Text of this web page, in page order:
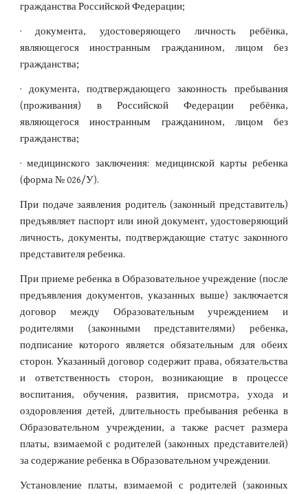
гражданства Российской Федерации;
· документа, удостоверяющего личность ребёнка,
являющегося иностранным гражданином, лицом без
гражданства;
· документа, подтверждающего законность пребывания
(проживания) в Российской Федерации ребёнка,
являющегося иностранным гражданином, лицом без
гражданства;
· медицинского заключения: медицинской карты ребенка
(форма № 026/У).
При подаче заявления родитель (законный представитель)
предъявляет паспорт или иной документ, удостоверяющий
личность, документы, подтверждающие статус законного
представителя ребенка.
При приеме ребенка в Образовательное учреждение (после
предъявления документов, указанных выше) заключается
договор между Образовательным учреждением и
родителями (законными представителями) ребенка,
подписание которого является обязательным для обеих
сторон. Указанный договор содержит права, обязательства
и ответственность сторон, возникающие в процессе
воспитания, обучения, развития, присмотра, ухода и
оздоровления детей, длительность пребывания ребенка в
Образовательном учреждении, а также расчет размера
платы, взимаемой с родителей (законных представителей)
за содержание ребенка в Образовательном учреждении.
Установление платы, взимаемой с родителей (законных